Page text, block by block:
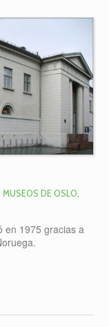
MUSEOS DE OSLO,
en 1975 gracias a